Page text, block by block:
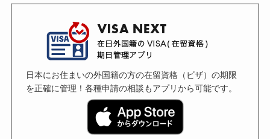
日本にお住まいの外国籍の方の在留資格（ビザ）の期限
を正確に管理！各種申請の相談もアプリから可能です。